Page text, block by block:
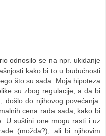
odnosilo se na npr. ukidanje
kako bi to u budućnosti
što su sada. Moja hipoteza
su zbog regulacije, a da bi
došlo do njihovog povećanja.
cena rada sada, kako bi
U suštini one mogu rasti i uz
(možda?), ali bi njihovim